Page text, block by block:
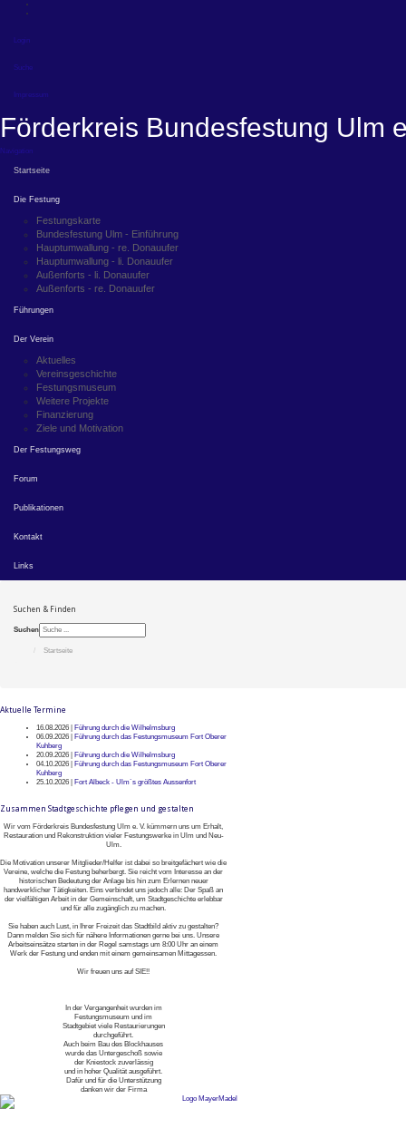
Login
Suche
Impressum
Förderkreis Bundesfestung Ulm
Navigation
Startseite
Die Festung
Festungskarte
Bundesfestung Ulm - Einführung
Hauptumwallung - re. Donauufer
Hauptumwallung - li. Donauufer
Außenforts - li. Donauufer
Außenforts - re. Donauufer
Führungen
Der Verein
Aktuelles
Vereinsgeschichte
Festungsmuseum
Weitere Projekte
Finanzierung
Ziele und Motivation
Der Festungsweg
Forum
Publikationen
Kontakt
Links
Suchen & Finden
Suchen
Startseite
Aktuelle Termine
16.08.2026 |
Führung durch die Wilhelmsburg
06.09.2026 |
Führung durch das Festungsmuseum Fort Oberer
Kuhberg
20.09.2026 |
Führung durch die Wilhelmsburg
04.10.2026 |
Führung durch das Festungsmuseum Fort Oberer
Kuhberg
25.10.2026 |
Fort Albeck - Ulm`s größtes Aussenfort
Zusammen Stadtgeschichte pflegen und gestalten
Wir vom Förderkreis Bundesfestung Ulm e. V. kümmern uns um Erhalt,
Restauration und Rekonstruktion vieler Festungswerke in Ulm und Neu-
Ulm.
Die Motivation unserer Mitglieder/Helfer ist dabei so breitgefächert wie die
Vereine, welche die Festung beherbergt. Sie reicht vom Interesse an der
historischen Bedeutung der Anlage bis hin zum Erlernen neuer
handwerklicher Tätigkeiten. Eins verbindet uns jedoch alle: Der Spaß an
der vielfältigen Arbeit in der Gemeinschaft, um Stadtgeschichte erlebbar
und für alle zugänglich zu machen.
Sie haben auch Lust, in Ihrer Freizeit das Stadtbild aktiv zu gestalten?
Dann melden Sie sich für nähere Informationen gerne bei uns. Unsere
Arbeitseinsätze starten in der Regel samstags um 8:00 Uhr an einem
Werk der Festung und enden mit einem gemeinsamen Mittagessen.
Wir freuen uns auf SIE!!
In der Vergangenheit wurden im
Festungsmuseum und im
Stadtgebiet viele Restaurierungen
durchgeführt.
Auch beim Bau des Blockhauses
wurde das Untergeschoß sowie
der Kniestock zuverlässig
und in hoher Qualität ausgeführt.
Dafür und für die Unterstützung
danken wir der Firma